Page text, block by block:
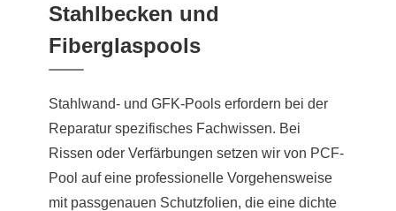
Stahlbecken und
Fiberglaspools
Stahlwand- und GFK-Pools erfordern bei der
Reparatur spezifisches Fachwissen. Bei
Rissen oder Verfärbungen setzen wir von PCF-
Pool auf eine professionelle Vorgehensweise
mit passgenauen Schutzfolien, die eine dichte